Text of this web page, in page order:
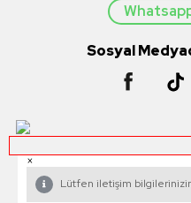
Sosyal
×
Lütfen iletişim